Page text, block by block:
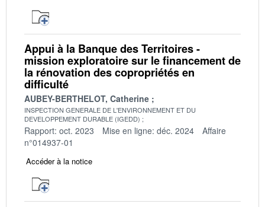
Appui à la Banque des Territoires -
mission exploratoire sur le financement de
la rénovation des copropriétés en
difficulté
AUBEY-BERTHELOT, Catherine
INSPECTION GENERALE DE L'ENVIRONNEMENT ET DU
DEVELOPPEMENT DURABLE (IGEDD)
Rapport: oct. 2023 Mise en ligne: déc. 2024
Affaire
n°014937-01
Accéder à la notice